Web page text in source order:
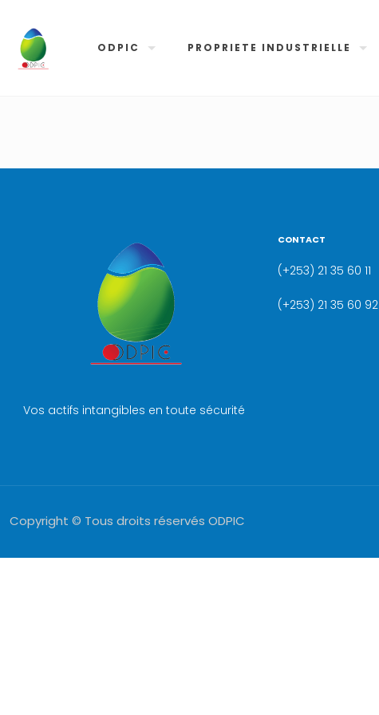
ODPIC PROPRIETE INDUSTRIELLE
Vos actifs intangibles en toute sécurité
CONTACT
(+253) 21 35 60 11
(+253) 21 35 60 92
Copyright © Tous droits réservés ODPIC